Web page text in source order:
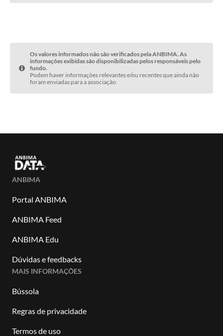
Os valores informados não são verificados pela ANBIMA. As
informações exibidas são disponibilizadas pelos responsáveis pelo
fundo.
Podem haver informações relevantes e/ou recentes que ainda não
foram enviadas para a associação.
ANBIMA
Portal ANBIMA
ANBIMA Feed
ANBIMA Edu
Dúvidas e feedbacks
MAIS INFORMAÇÕES
Bússola
Regras de privacidade
Termos de uso